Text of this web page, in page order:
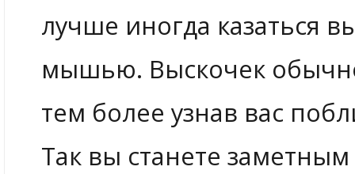
лучше иногда казаться
мышью. Выскочек
тем более узнав вас
Так вы станете